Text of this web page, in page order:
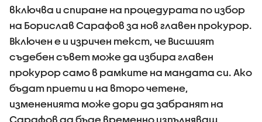
включва и спиране на процедурата по избор
на Борислав Сарафов за нов главен прокурор.
Включен е и изричен текст, че Висшият
съдебен съвет може да избира главен
прокурор само в рамките на мандата си. Ако
бъдат приети и на второ четене,
измененията може дори да забранят на
Сарафов да бъде временно изпълняващ